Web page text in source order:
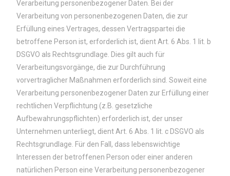
Verarbeitung personenbezogener Daten. Bei der
Verarbeitung von personenbezogenen Daten, die zur
Erfüllung eines Vertrages, dessen Vertragspartei die
betroffene Person ist, erforderlich ist, dient Art. 6 Abs. 1 lit. b
DSGVO als Rechtsgrundlage. Dies gilt auch für
Verarbeitungsvorgänge, die zur Durchführung
vorvertraglicher Maßnahmen erforderlich sind. Soweit eine
Verarbeitung personenbezogener Daten zur Erfüllung einer
rechtlichen Verpflichtung (z.B. gesetzliche
Aufbewahrungspflichten) erforderlich ist, der unser
Unternehmen unterliegt, dient Art. 6 Abs. 1 lit. c DSGVO als
Rechtsgrundlage. Für den Fall, dass lebenswichtige
Interessen der betroffenen Person oder einer anderen
natürlichen Person eine Verarbeitung personenbezogener